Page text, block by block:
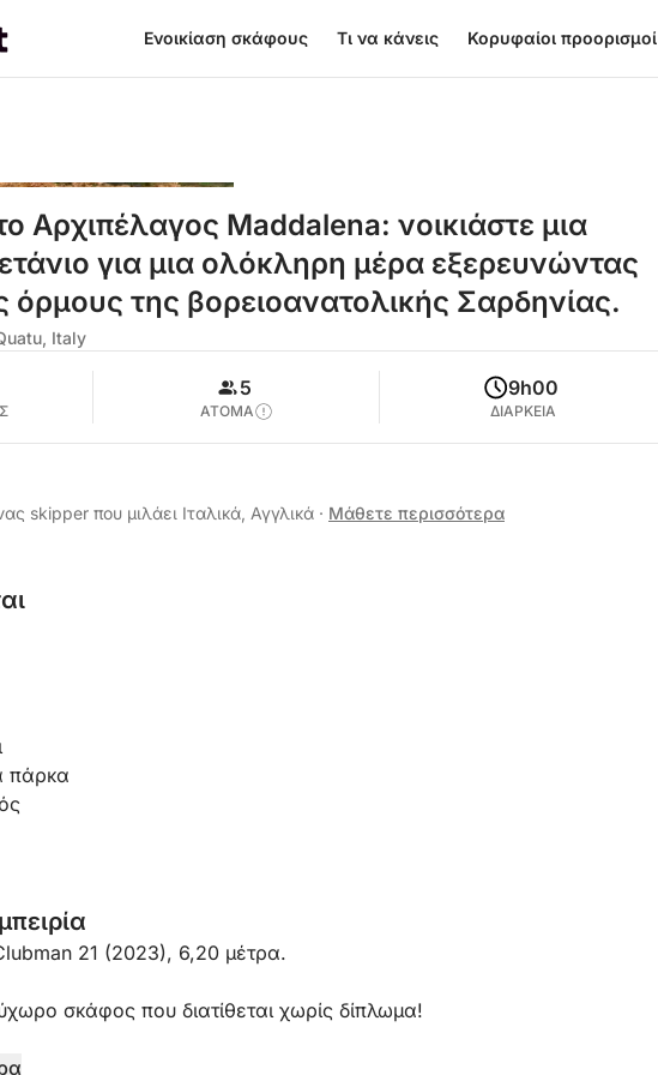
Ενοικίαση σκάφους Τι να κάνεις Κορυφαίοι προορισμοί
Αρχιπέλαγος Maddalena: νοικιάστε μια
για μια ολόκληρη μέρα εξερευνώντας
όρμους της βορειοανατολικής Σαρδηνίας.
Italy
5
ΑΤΟΜΑ
9h00
ΔΙΑΡΚΕΙΑ
skipper που μιλάει Ιταλικά, Αγγλικά · Μάθετε περισσότερα
πάρκα
21 (2023), 6,20 μέτρα.
σκάφος που διατίθεται χωρίς δίπλωμα!